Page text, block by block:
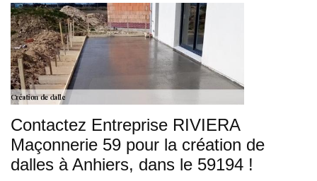
Contactez Entreprise RIVIERA
Maçonnerie 59 pour la création de
dalles à Anhiers, dans le 59194 !